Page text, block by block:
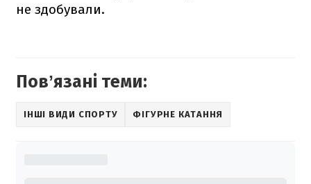
не здобували.
Повʼязані теми:
ІНШІ ВИДИ СПОРТУ ФІГУРНЕ КАТАННЯ